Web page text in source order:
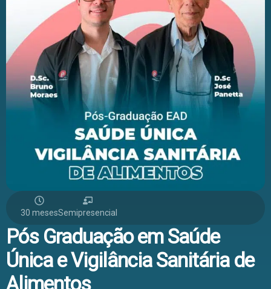
30 mesesSemipresencial
Pós Graduação em Saúde
Única e Vigilância Sanitária de
Alimentos